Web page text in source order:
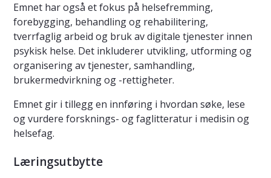
Emnet har også et fokus på helsefremming,
forebygging, behandling og rehabilitering,
tverrfaglig arbeid og bruk av digitale tjenester innen
psykisk helse. Det inkluderer utvikling, utforming og
organisering av tjenester, samhandling,
brukermedvirkning og -rettigheter.
Emnet gir i tillegg en innføring i hvordan søke, lese
og vurdere forsknings- og faglitteratur i medisin og
helsefag.
Læringsutbytte